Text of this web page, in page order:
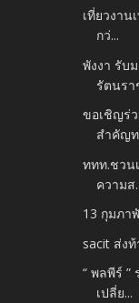
เที่ยวงาน
กว่...
พังงา รับ
รัตนรา
ขอเชิญร่
สำคัญท
ททท.ชวน
ความส
13 กุมภา
sacit ส่ง
“ พลพีร์ ”
เปลี่ย...